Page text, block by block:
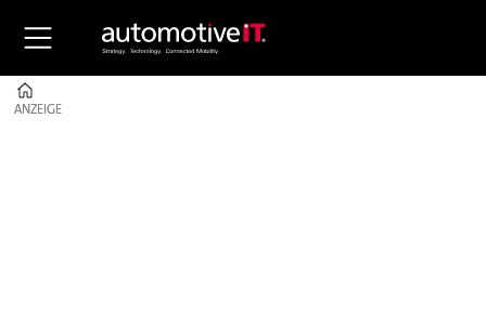
ANZEIGE
ANZEIGE